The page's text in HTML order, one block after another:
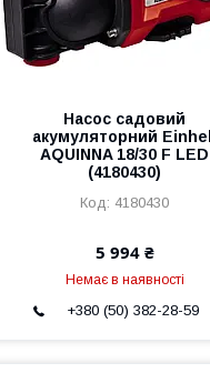
Насос садовий
акумуляторний Einhell
AQUINNA 18/30 F LED
(4180430)
4180430
5 994 ₴
Немає в наявності
+380 (50) 382-28-59